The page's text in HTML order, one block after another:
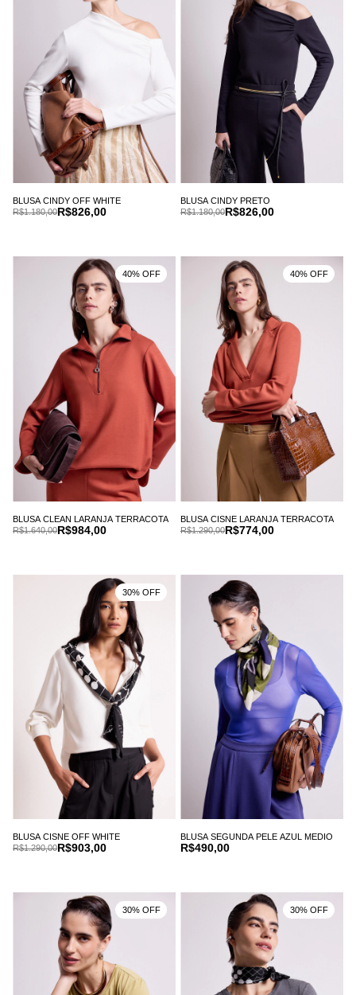
BLUSA CINDY OFF WHITE
R$826,00
R$1.180,00
BLUSA CINDY PRETO
R$826,00
R$1.180,00
BLUSA CLEAN LARANJA TERRACOTA
R$984,00
R$1.640,00
40% OFF
BLUSA CISNE LARANJA TERRACOTA
R$774,00
R$1.290,00
40% OFF
BLUSA CISNE OFF WHITE
R$903,00
R$1.290,00
30% OFF
BLUSA SEGUNDA PELE AZUL MEDIO
R$490,00
30% OFF 30% OFF